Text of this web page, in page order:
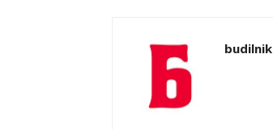
budilnik